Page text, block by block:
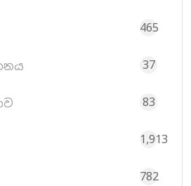
465
37
83
1,913
782